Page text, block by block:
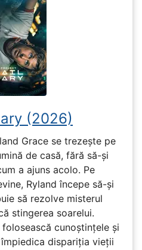
(2026)
Grace se trezește pe
de casă, fără să-și
a ajuns acolo. Pe
Ryland începe să-și
să rezolve misterul
stingerea soarelui.
cunoștințele și
dispariția vieții